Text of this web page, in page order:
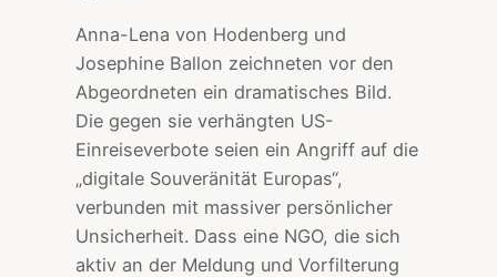
Anna-Lena von Hodenberg und
Josephine Ballon zeichneten vor den
Abgeordneten ein dramatisches Bild.
Die gegen sie verhängten US-
Einreiseverbote seien ein Angriff auf die
„digitale Souveränität Europas“,
verbunden mit massiver persönlicher
Unsicherheit. Dass eine NGO, die sich
aktiv an der Meldung und Vorfilterung